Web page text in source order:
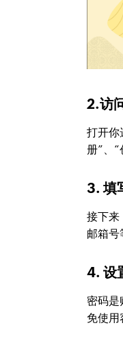
2.访
打开
册”、“
3. 填
接下来
邮箱号
4. 设
密码
免使用